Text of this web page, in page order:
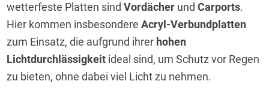
wetterfeste Platten sind Vordächer und Carports.
Hier kommen insbesondere Acryl-Verbundplatten
zum Einsatz, die aufgrund ihrer hohen
Lichtdurchlässigkeit ideal sind, um Schutz vor Regen
zu bieten, ohne dabei viel Licht zu nehmen.